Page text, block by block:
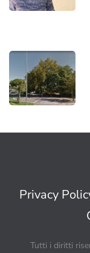
Privacy
Tutti i diritti